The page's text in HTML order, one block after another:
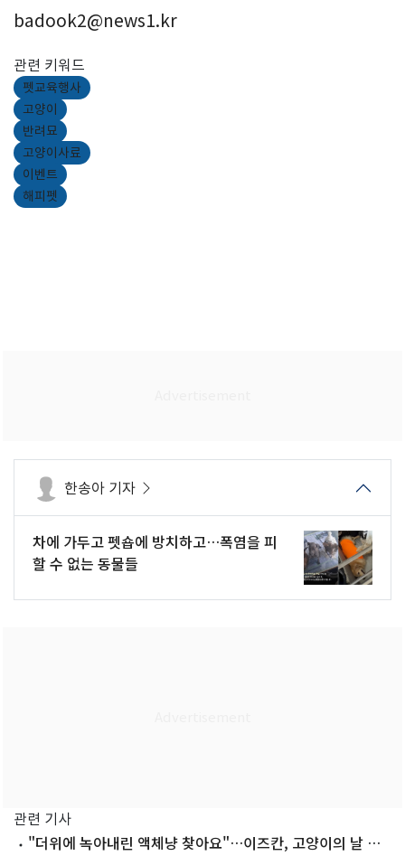
badook2@news1.kr
관련 키워드
펫교육행사
고양이
반려묘
고양이사료
이벤트
해피펫
한송아 기자
차에 가두고 펫숍에 방치하고…폭염을 피
할 수 없는 동물들
관련 기사
"더위에 녹아내린 액체냥 찾아요"…이즈칸, 고양이의 날 이